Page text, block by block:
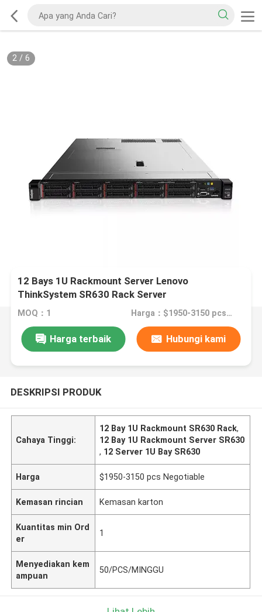
2/ 6
12 Bays 1U Rackmount Server Lenovo
ThinkSystem SR630 Rack Server
MOQ：1 Harga：$1950-3150 pcs Negotiable
Harga terbaik Hubungi kami
DESKRIPSI PRODUK
Cahaya Tinggi:
12 Bay 1U Rackmount SR630 Rack,
12 Bay 1U Rackmount Server SR630
, 12 Server 1U Bay SR630
Harga $1950-3150 pcs Negotiable
Kemasan rincian Kemasan karton
Kuantitas min Ord
er
1
Menyediakan kem
ampuan
50/PCS/MINGGU